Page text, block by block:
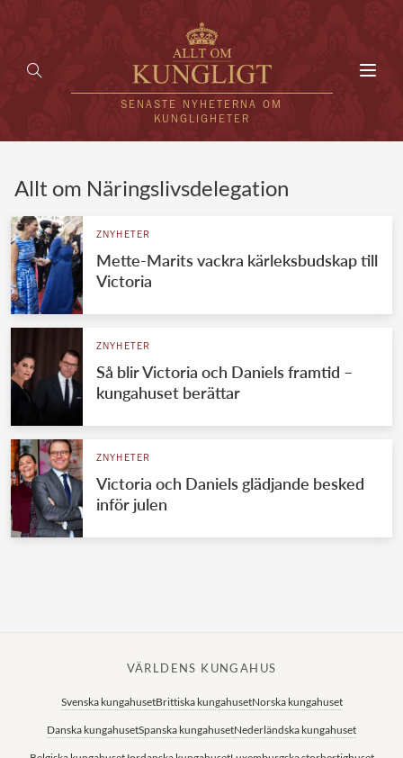
SENASTE NYHETERNA OM
KUNGLIGHETER
UTLÄNDSKT
VÄRLDENS KUNGAHUS
Svenska kungahuset
Brittiska kungahuset
Danska kungahuset
Spanska kungahuset
REDAKTION
Allt om Näringslivsdelegation
ZNYHETER
Mette-Marits vackra kärleksbudskap till
Victoria
ZNYHETER
Så blir Victoria och Daniels framtid –
kungahuset berättar
ZNYHETER
Victoria och Daniels glädjande besked
inför julen
VÄRLDENS KUNGAHUS
Svenska kungahusetBrittiska kungahusetNorska kungahuset
Danska kungahusetSpanska kungahusetNederländska kungahuset